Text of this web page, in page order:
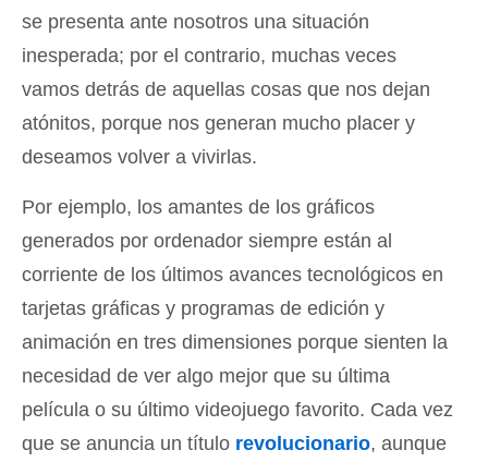
se presenta ante nosotros una situación
inesperada; por el contrario, muchas veces
vamos detrás de aquellas cosas que nos dejan
atónitos, porque nos generan mucho placer y
deseamos volver a vivirlas.
Por ejemplo, los amantes de los gráficos
generados por ordenador siempre están al
corriente de los últimos avances tecnológicos en
tarjetas gráficas y programas de edición y
animación en tres dimensiones porque sienten la
necesidad de ver algo mejor que su última
película o su último videojuego favorito. Cada vez
que se anuncia un título revolucionario, aunque